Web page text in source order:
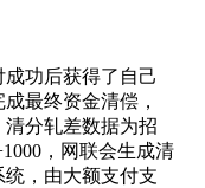
功后获得了自己
最终资金清偿，
分轧差数据为招
，网联会生成清
统，由大额支付支